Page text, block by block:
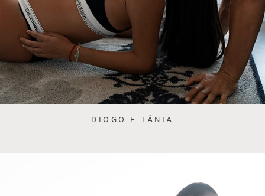
DIOGO E TÂNIA